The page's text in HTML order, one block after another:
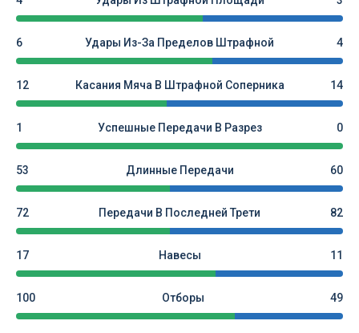
6 Удары Из-За Пределов Штрафной 4
12 Касания Мяча В Штрафной Соперника 14
1 Успешные Передачи В Разрез 0
53 Длинные Передачи 60
72 Передачи В Последней Трети 82
17 Навесы 11
100 Отборы 49